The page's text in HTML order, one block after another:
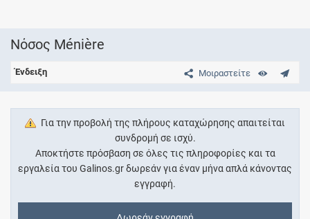
Νόσος Ménière
Μοιραστείτε
Ένδειξη
Για την προβολή της πλήρους καταχώρησης απαιτείται
συνδρομή σε ισχύ.
Αποκτήστε πρόσβαση σε όλες τις πληροφορίες και τα
εργαλεία του Galinos.gr δωρεάν για έναν μήνα απλά κάνοντας
εγγραφή.